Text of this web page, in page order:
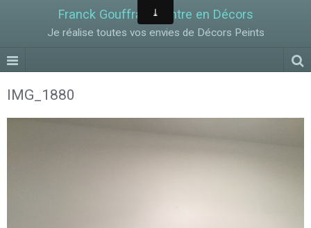
Franck Gouffran Peintre en Décors
Je réalise toutes vos envies de Décors Peints
IMG_1880